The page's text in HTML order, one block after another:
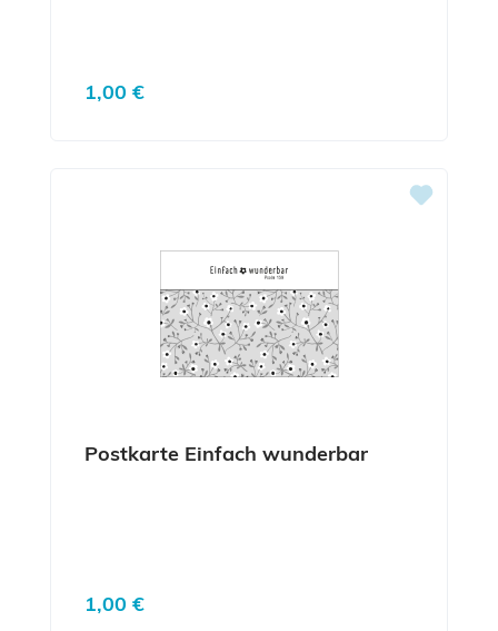
Regulärer Preis:
1,00 €
Postkarte Einfach wunderbar
Regulärer Preis:
1,00 €